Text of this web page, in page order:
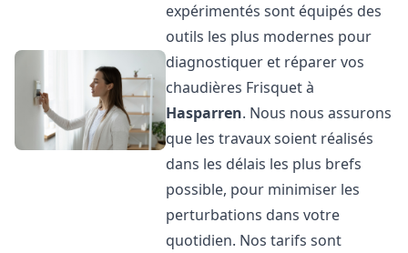
expérimentés sont équipés des
outils les plus modernes pour
diagnostiquer et réparer vos
chaudières Frisquet à
Hasparren. Nous nous assurons
que les travaux soient réalisés
dans les délais les plus brefs
possible, pour minimiser les
perturbations dans votre
quotidien. Nos tarifs sont